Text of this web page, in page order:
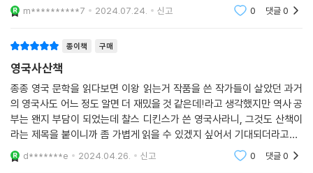
히 기억될 것이다. 메리 1세에 대한 기억이 얼마나 혐오 일색이었던지 훗날
나올 정도였다.” - 제28장_난폭한 군주, 메리 1세
또한 디킨스는 왕들을 중심으로 연대순으로 영국 역사를 정리하면서 그만
의 독특한 ‘군주론’을 펼친다. 그는 우리에게 일반적으로 알려진 사실과는
조금은 다른 자신만의 견해를 보이는데, 예컨대, 철혈군주이자 ‘사자의 심
장을 가진 왕’으로 칭송받는 리처드 1세의 경우가 그렇다. 디킨스의 관점에
m**********7 2024.07.24. 신고 0 댓글0
종이책 구매
영국사산책
종종 영국 문학을 읽다보면 이왕 읽는거 작품을 쓴 작가들이 살았던 과거
의 영국사도 어느 정도 알면 더 재밌을 것 같은데!라고 생각했지만 역사 공
부는 왠지 부담이 되었는데 찰스 디킨스가 쓴 영국사라니, 그것도 산책이
라는 제목을 붙이니까 좀 가볍게 읽을 수 있겠지 싶어서 기대되더라고요..
(아이들도 읽기 좋을 역사책을 쓰는 게 취지였다고 하고요.) 꽤 두꺼운 책
이지만 부분부분
d*******e 2024.04.26. 신고 0 댓글0